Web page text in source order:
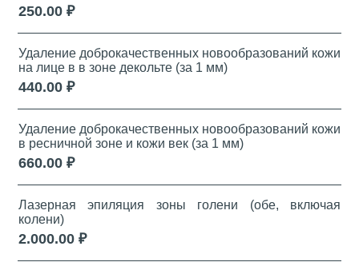
250.00 ₽
Удаление доброкачественных новообразований кожи
на лице в в зоне декольте (за 1 мм)
440.00 ₽
Удаление доброкачественных новообразований кожи
в ресничной зоне и кожи век (за 1 мм)
660.00 ₽
Лазерная эпиляция зоны голени (обе, включая
колени)
2.000.00 ₽